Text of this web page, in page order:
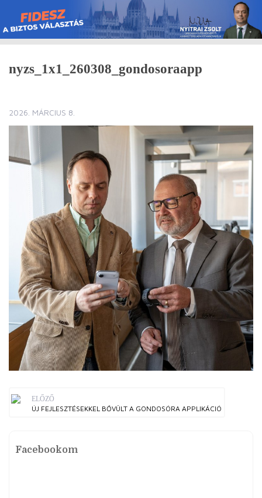
Skip
to
content
nyzs_1x1_260308_gondosoraapp
2026. MÁRCIUS 8.
ELŐZŐ
ÚJ FEJLESZTÉSEKKEL BŐVÜLT A GONDOSÓRA APPLIKÁCIÓ
Facebookom